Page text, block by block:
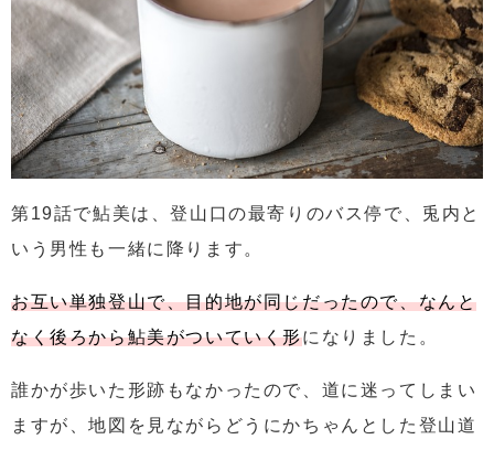
第19話で鮎美は、登山口の最寄りのバス停で、兎内と
いう男性も一緒に降ります。
お互い単独登山で、目的地が同じだったので、なんと
なく後ろから鮎美がついていく形になりました。
誰かが歩いた形跡もなかったので、道に迷ってしまい
ますが、地図を見ながらどうにかちゃんとした登山道